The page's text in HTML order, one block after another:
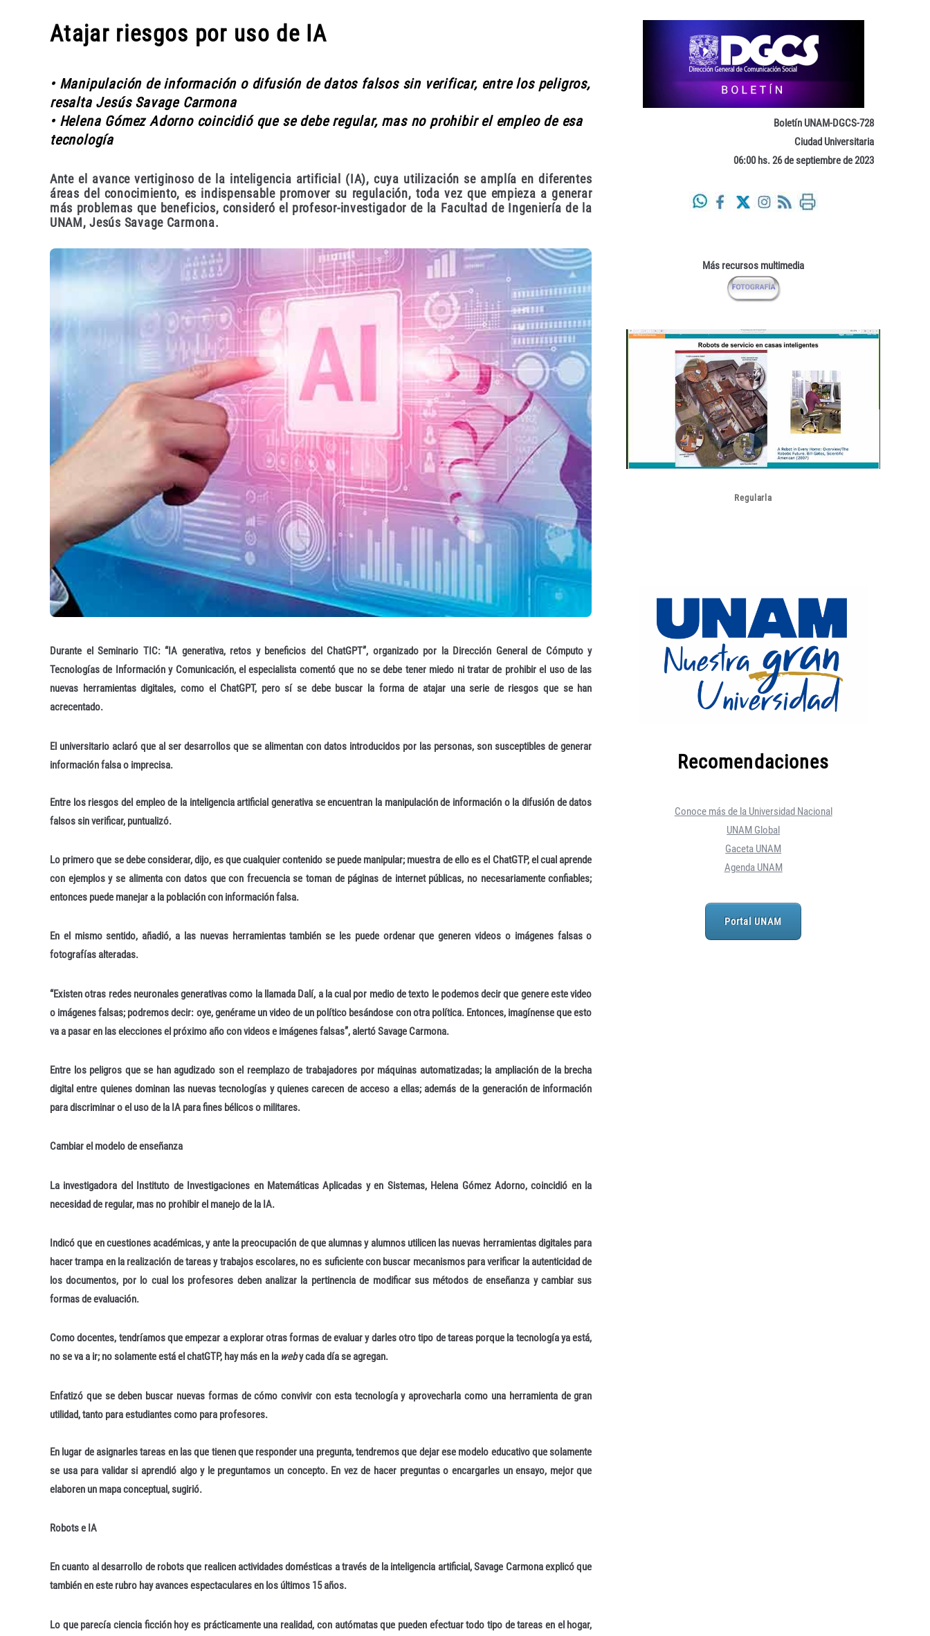
Atajar riesgos por uso de IA
• Manipulación de información o difusión de datos falsos sin verificar, entre los peligros,
resalta Jesús Savage Carmona
• Helena Gómez Adorno coincidió que se debe regular, mas no prohibir el empleo de esa
tecnología
Ante el avance vertiginoso de la inteligencia artificial (IA), cuya utilización se amplía en diferentes
áreas del conocimiento, es indispensable promover su regulación, toda vez que empieza a generar
más problemas que beneficios, consideró el profesor-investigador de la Facultad de Ingeniería de la
UNAM, Jesús Savage Carmona.
Durante el Seminario TIC: “IA generativa, retos y beneficios del ChatGPT”, organizado por la Dirección General de Cómputo y
Tecnologías de Información y Comunicación, el especialista comentó que no se debe tener miedo ni tratar de prohibir el uso de las
nuevas herramientas digitales, como el ChatGPT, pero sí se debe buscar la forma de atajar una serie de riesgos que se han
acrecentado.
El universitario aclaró que al ser desarrollos que se alimentan con datos introducidos por las personas, son susceptibles de generar
información falsa o imprecisa.
Entre los riesgos del empleo de la inteligencia artificial generativa se encuentran la manipulación de información o la difusión de datos
falsos sin verificar, puntualizó.
Lo primero que se debe considerar, dijo, es que cualquier contenido se puede manipular; muestra de ello es el ChatGTP, el cual aprende
con ejemplos y se alimenta con datos que con frecuencia se toman de páginas de internet públicas, no necesariamente confiables;
entonces puede manejar a la población con información falsa.
En el mismo sentido, añadió, a las nuevas herramientas también se les puede ordenar que generen videos o imágenes falsas o
fotografías alteradas.
“Existen otras redes neuronales generativas como la llamada Dalí, a la cual por medio de texto le podemos decir que genere este video
o imágenes falsas; podremos decir: oye, genérame un video de un político besándose con otra política. Entonces, imagínense que esto
va a pasar en las elecciones el próximo año con videos e imágenes falsas”, alertó Savage Carmona.
Entre los peligros que se han agudizado son el reemplazo de trabajadores por máquinas automatizadas; la ampliación de la brecha
digital entre quienes dominan las nuevas tecnologías y quienes carecen de acceso a ellas; además de la generación de información
para discriminar o el uso de la IA para fines bélicos o militares.
Cambiar el modelo de enseñanza
La investigadora del Instituto de Investigaciones en Matemáticas Aplicadas y en Sistemas, Helena Gómez Adorno, coincidió en la
necesidad de regular, mas no prohibir el manejo de la IA.
Indicó que en cuestiones académicas, y ante la preocupación de que alumnas y alumnos utilicen las nuevas herramientas digitales para
hacer trampa en la realización de tareas y trabajos escolares, no es suficiente con buscar mecanismos para verificar la autenticidad de
los documentos, por lo cual los profesores deben analizar la pertinencia de modificar sus métodos de enseñanza y cambiar sus
formas de evaluación.
Como docentes, tendríamos que empezar a explorar otras formas de evaluar y darles otro tipo de tareas porque la tecnología ya está,
no se va a ir; no solamente está el chatGTP, hay más en la weby cada día se agregan.
Enfatizó que se deben buscar nuevas formas de cómo convivir con esta tecnología y aprovecharla como una herramienta de gran
utilidad, tanto para estudiantes como para profesores.
En lugar de asignarles tareas en las que tienen que responder una pregunta, tendremos que dejar ese modelo educativo que solamente
se usa para validar si aprendió algo y le preguntamos un concepto. En vez de hacer preguntas o encargarles un ensayo, mejor que
elaboren un mapa conceptual, sugirió.
Robots e IA
En cuanto al desarrollo de robots que realicen actividades domésticas a través de la inteligencia artificial, Savage Carmona explicó que
también en este rubro hay avances espectaculares en los últimos 15 años.
Lo que parecía ciencia ficción hoy es prácticamente una realidad, con autómatas que pueden efectuar todo tipo de tareas en el hogar,
Boletín UNAM-DGCS-728
Ciudad Universitaria
06:00 hs. 26 de septiembre de 2023
Más recursos multimedia
Regularla
Recomendaciones
Conoce más de la Universidad Nacional
UNAM Global
Gaceta UNAM
Agenda UNAM
Portal UNAM